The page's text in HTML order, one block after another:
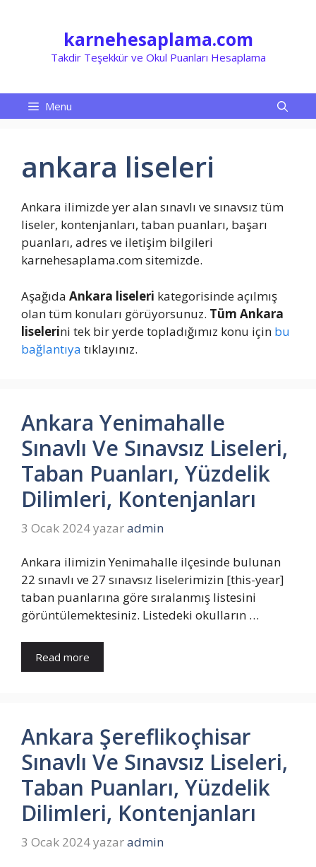
karnehesaplama.com
Takdir Teşekkür ve Okul Puanları Hesaplama
Menu
ankara liseleri
Ankara ilimizde yer alan sınavlı ve sınavsız tüm
liseler, kontenjanları, taban puanları, başarı
puanları, adres ve iletişim bilgileri
karnehesaplama.com sitemizde.
Aşağıda Ankara liseleri kategorisinde açılmış
olan tüm konuları görüyorsunuz. Tüm Ankara
liselerini tek bir yerde topladığımız konu için bu
bağlantıya tıklayınız.
Ankara Yenimahalle
Sınavlı Ve Sınavsız Liseleri,
Taban Puanları, Yüzdelik
Dilimleri, Kontenjanları
3 Ocak 2024yazaradmin
Ankara ilimizin Yenimahalle ilçesinde bulunan
22 sınavlı ve 27 sınavsız liselerimizin [this-year]
taban puanlarına göre sıralanmış listesini
görüntülemektesiniz. Listedeki okulların …
Read more
Ankara Şereflikoçhisar
Sınavlı Ve Sınavsız Liseleri,
Taban Puanları, Yüzdelik
Dilimleri, Kontenjanları
3 Ocak 2024yazaradmin